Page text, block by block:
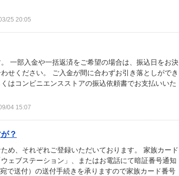
25 20:05
一部入金や一括返済をご希望の場合は、振込日をお決
せください。 ご入金が間に合わずお引き落としができ
はコンビニエンスストアの振込依頼書でお支払いいた
04 15:07
？
め、それぞれご登録いただいております。 家族カード
ェブステーション」、またはお電話にて暗証番号通知
で送付）の送付手続きを承りますので家族カード番号